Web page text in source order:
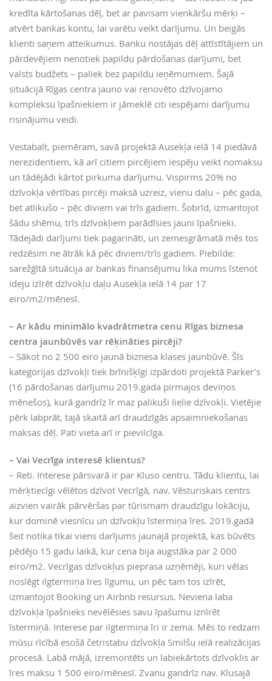
kredīta kārtošanas dēļ, bet ar pavisam vienkāršu mērķi –
atvērt bankas kontu, lai varētu veikt darījumu. Un beigās
klienti saņem atteikumus. Banku nostājas dēļ attīstītājiem un
pārdevējiem nenotiek papildu pārdošanas darījumi, bet
valsts budžets – paliek bez papildu ieņēmumiem. Šajā
situācijā Rīgas centra jauno vai renovēto dzīvojamo
kompleksu īpašniekiem ir jāmeklē citi iespējami darījumu
risinājumu veidi.
Vestabalt, piemēram, savā projektā Ausekļa ielā 14 piedāvā
nerezidentiem, kā arī citiem pircējiem iespēju veikt nomaksu
un tādējādi kārtot pirkuma darījumu. Vispirms 20% no
dzīvokļa vērtības pircēji maksā uzreiz, vienu daļu – pēc gada,
bet atlikušo – pēc diviem vai trīs gadiem. Šobrīd, izmantojot
šādu shēmu, trīs dzīvokļiem parādīsies jauni īpašnieki.
Tādejādi darījumi tiek pagarināti, un zemesgrāmatā mēs tos
redzēsim ne ātrāk kā pēc diviem/trīs gadiem. Piebilde:
sarežģītā situācija ar bankas finansējumu lika mums īstenot
ideju izīrēt dzīvokļu daļu Ausekļa ielā 14 par 17
eiro/m2/mēnesī.
– Ar kādu minimālo kvadrātmetra cenu Rīgas biznesa
centra jaunbūvēs var rēķināties pircēji?
– Sākot no 2 500 eiro jaunā biznesa klases jaunbūvē. Šīs
kategorijas dzīvokļi tiek brīnišķīgi izpārdoti projektā Parker’s
(16 pārdošanas darījumu 2019.gada pirmajos deviņos
mēnešos), kurā gandrīz īr maz palikuši lielie dzīvokļi. Vietējie
pērk labprāt, tajā skaitā arī draudzīgās apsaimniekošanas
maksas dēļ. Pati vieta arī ir pievilcīga.
– Vai Vecrīga interesē klientus?
– Reti. Interese pārsvarā ir par Kluso centru. Tādu klientu, lai
mērķtiecīgi vēlētos dzīvot Vecrīgā, nav. Vēsturiskais centrs
aizvien vairāk pārvēršas par tūrismam draudzīgu lokāciju,
kur dominē viesnīcu un dzīvokļu īstermiņa īres. 2019.gadā
šeit notika tikai viens darījums jaunajā projektā, kas būvēts
pēdējo 15 gadu laikā, kur cena bija augstāka par 2 000
eiro/m2. Vecrīgas dzīvokļus pieprasa uzņēmēji, kuri vēlas
noslēgt ilgtermiņa īres līgumu, un pēc tam tos izīrēt,
izmantojot Booking un Airbnb resursus. Neviena laba
dzīvokļa īpašnieks nevēlēsies savu īpašumu iznīrēt
īstermiņā. Interese par ilgtermiņa īri ir zema. Mēs to redzam
mūsu rīcībā esošā četristabu dzīvokļa Smilšu ielā realizācijas
procesā. Labā mājā, izremontēts un labiekārtots dzīvoklis ar
īres maksu 1 500 eiro/mēnesī. Zvanu gandrīz nav. Klusajā